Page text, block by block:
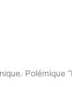
ce champ
– par